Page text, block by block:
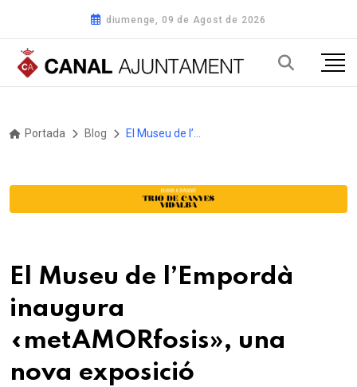
diumenge, 09 de Agost de 2026
Portada Blog
El Museu de l’Empordà
inaugura
«metAMORfosis», una
nova exposició